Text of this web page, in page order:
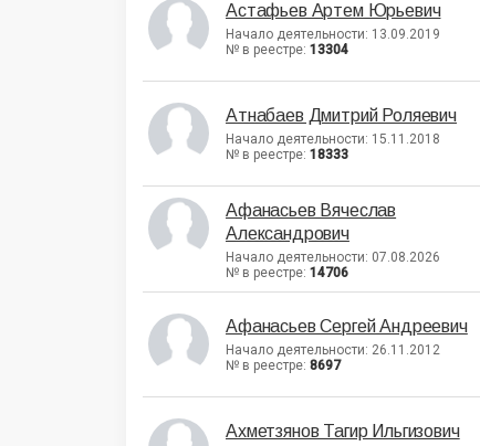
Астафьев Артем Юрьевич
Начало деятельности: 13.09.2019
№ в реестре: 13304
Атнабаев Дмитрий Роляевич
Начало деятельности: 15.11.2018
№ в реестре: 18333
Афанасьев Вячеслав
Александрович
Начало деятельности: 07.08.2026
№ в реестре: 14706
Афанасьев Сергей Андреевич
Начало деятельности: 26.11.2012
№ в реестре: 8697
Ахметзянов Тагир Ильгизович